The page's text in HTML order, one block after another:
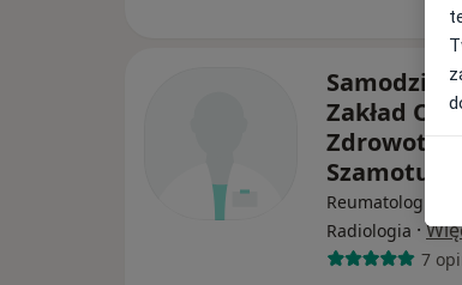
Zakład
Zdrowotnej
Reumatologia,
Radiologia ·
7